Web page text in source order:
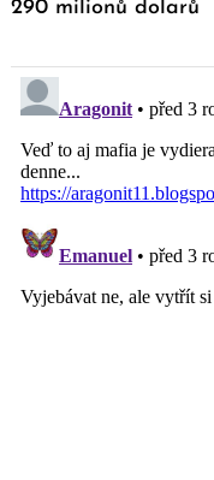
290 milionů dolarů